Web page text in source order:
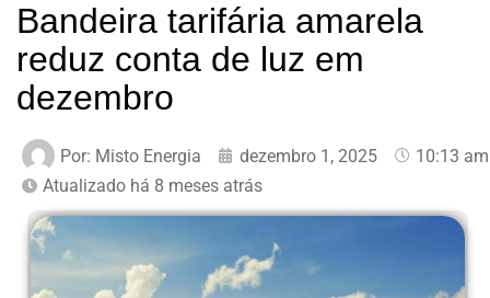
Bandeira tarifária amarela
reduz conta de luz em
dezembro
Por: Misto Energia dezembro 1, 2025
10:13 am
Atualizado há 8 meses atrás